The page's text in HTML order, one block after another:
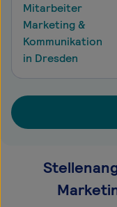
Mitarbeiter
Marketing &
Kommunikation
in Dresden